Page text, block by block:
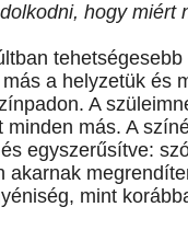
hogy
a helyzetük és
A
minden más. A
egyszerűsítve:
akarnak
mint